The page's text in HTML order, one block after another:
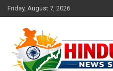
Skip
to
Friday, August 7, 2026